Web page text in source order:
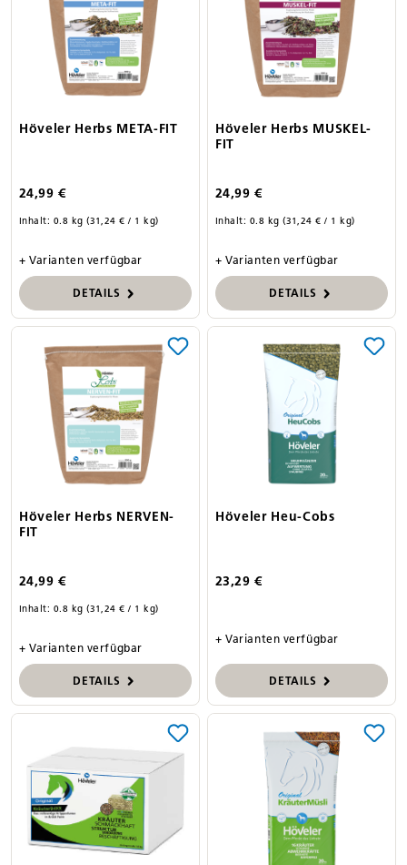
Höveler Herbs META-FIT
24,99 €
Inhalt: 0.8 kg(31,24 € / 1 kg)
+ Varianten verfügbar
DETAILS
Höveler Herbs MUSKEL-
FIT
24,99 €
Inhalt: 0.8 kg(31,24 € / 1 kg)
+ Varianten verfügbar
DETAILS
Höveler Herbs NERVEN-
FIT
24,99 €
Inhalt: 0.8 kg(31,24 € / 1 kg)
+ Varianten verfügbar
DETAILS
Höveler Heu-Cobs
23,29 €
+ Varianten verfügbar
DETAILS